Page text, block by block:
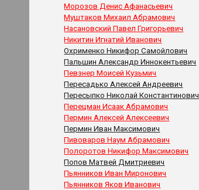
Морозов Денис Афанасьевич
Муштаков Михаил Абрамович
Насановский Павел Григорьевич
Никитин Игнатий Иванович
Охрименко Никифор Самойлович
Пальшин Александр Иннокентьевич
Певзнер Моисей Кузьмич
Пересадько Алексей Андреевич
Пересыпко Николай Константинович
Перецман Исаак Абрамович
Пермин Алексей Алексеевич
Пермин Иван Максимович
Пивоваров Наум Абрамович
Полоротов Никифор Максимович
Попов Матвей Дмитриевич
Пьянников Иван Миронович
Пьянников Яков Иванович